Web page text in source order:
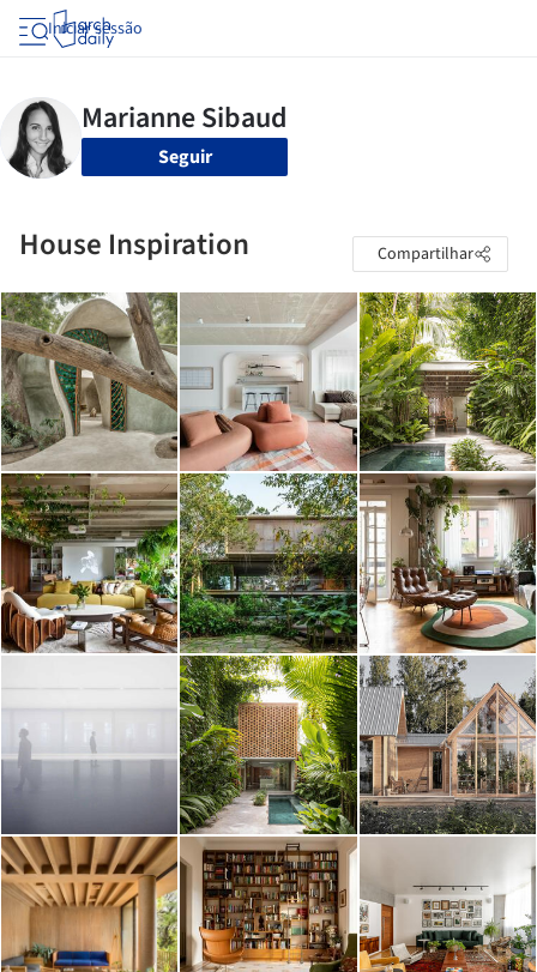
Iniciar sessão
Seguir
House Inspiration Compartilhar